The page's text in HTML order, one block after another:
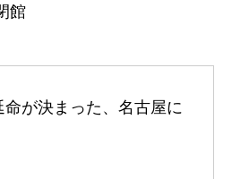
館
が決まった、名古屋に